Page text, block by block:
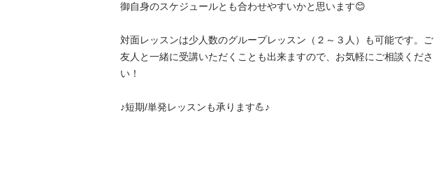
御自身のスケジュールとも合わせやすいかと思います😊
対面レッスンは少人数のグループレッスン（２～３人）も可能です。ご
友人と一緒に受講いただくことも出来ますので、お気軽にご相談くださ
い！
♪短期/単発レッスンも承ります💪♪